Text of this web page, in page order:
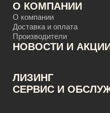
О КОМПАНИИ
О компании
Доставка и оплата
Производители
НОВОСТИ И
ЛИЗИНГ
CЕРВИС И